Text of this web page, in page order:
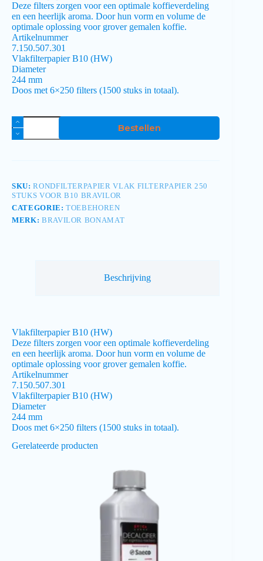
Deze filters zorgen voor een optimale koffieverdeling
en een heerlijk aroma. Door hun vorm en volume de
optimale oplossing voor grover gemalen koffie.
Artikelnummer
7.150.507.301
Vlakfilterpapier B10 (HW)
Diameter
244 mm
Doos met 6×250 filters (1500 stuks in totaal).
Bestellen
SKU:RONDFILTERPAPIER VLAK FILTERPAPIER 250
STUKS VOOR B10 BRAVILOR
CATEGORIE:TOEBEHOREN
MERK: BRAVILOR BONAMAT
Beschrijving
Vlakfilterpapier B10 (HW)
Deze filters zorgen voor een optimale koffieverdeling
en een heerlijk aroma. Door hun vorm en volume de
optimale oplossing voor grover gemalen koffie.
Artikelnummer
7.150.507.301
Vlakfilterpapier B10 (HW)
Diameter
244 mm
Doos met 6×250 filters (1500 stuks in totaal).
Gerelateerde producten